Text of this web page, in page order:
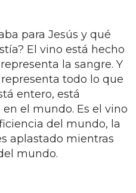
para Jesús y qué
El vino está hecho
la sangre. Y
todo lo que
entero, está
el mundo. Es el vino
del mundo, la
aplastado mientras
mundo.